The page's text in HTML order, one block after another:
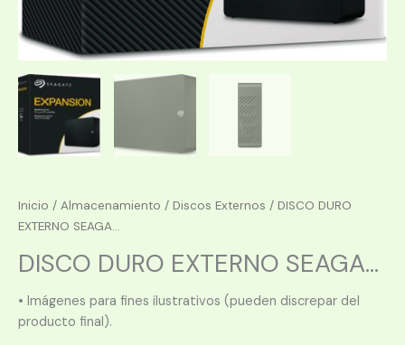
Inicio / Almacenamiento / Discos Externos / DISCO DURO
EXTERNO SEAGA...
DISCO DURO EXTERNO SEAGA...
• Imágenes para fines ilustrativos (pueden discrepar del
producto final).